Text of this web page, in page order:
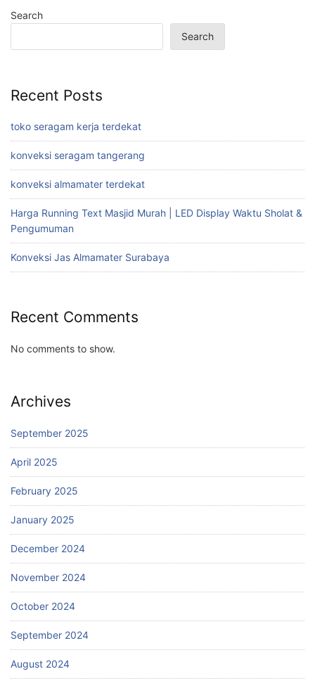
Search
Search
Recent Posts
toko seragam kerja terdekat
konveksi seragam tangerang
konveksi almamater terdekat
Harga Running Text Masjid Murah | LED Display Waktu Sholat &
Pengumuman
Konveksi Jas Almamater Surabaya
Recent Comments
No comments to show.
Archives
September 2025
April 2025
February 2025
January 2025
December 2024
November 2024
October 2024
September 2024
August 2024